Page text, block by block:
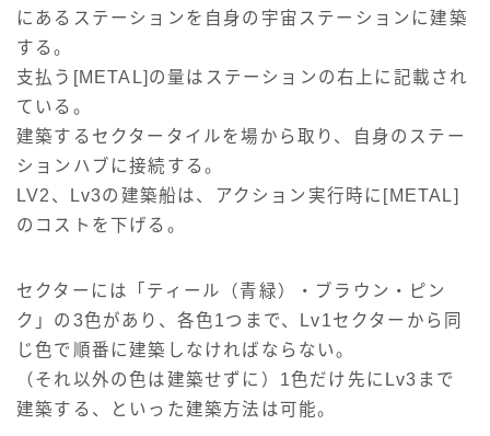
にあるステーションを自身の宇宙ステーションに建築
する。
支払う[METAL]の量はステーションの右上に記載され
ている。
建築するセクタータイルを場から取り、自身のステー
ションハブに接続する。
LV2、Lv3の建築船は、アクション実行時に[METAL]
のコストを下げる。
セクターには「ティール（青緑）・ブラウン・ピン
ク」の3色があり、各色1つまで、Lv1セクターから同
じ色で順番に建築しなければならない。
（それ以外の色は建築せずに）1色だけ先にLv3まで
建築する、といった建築方法は可能。